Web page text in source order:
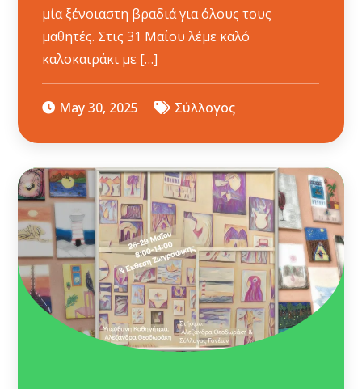
μία ξένοιαστη βραδιά για όλους τους
μαθητές. Στις 31 Μαΐου λέμε καλό
καλοκαιράκι με […]
May 30, 2025 Σύλλογος